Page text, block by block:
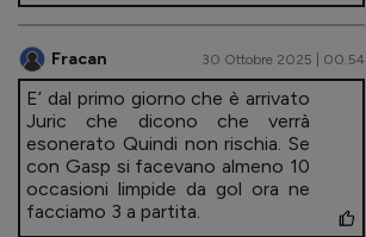
Fracan 30 Ottobre 2025 | 00.54
E’ dal primo giorno che è arrivato
Juric che dicono che verrà
esonerato Quindi non rischia. Se
con Gasp si facevano almeno 10
occasioni limpide da gol ora ne
facciamo 3 a partita.